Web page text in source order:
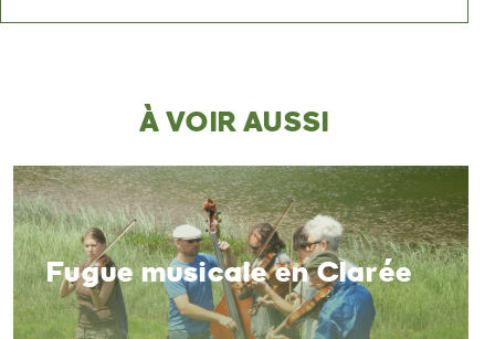
À VOIR AUSSI
Fugue musicale en Clarée